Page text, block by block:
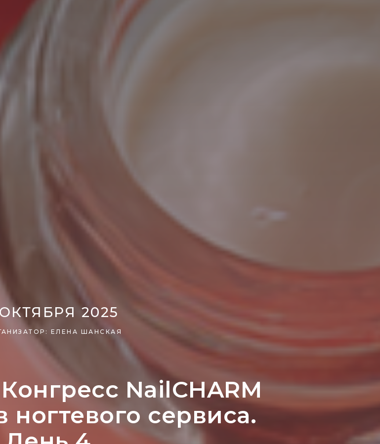
2025
ЕЛЕНА ШАНСКАЯ
NailCHARM
ногтевого сервиса.